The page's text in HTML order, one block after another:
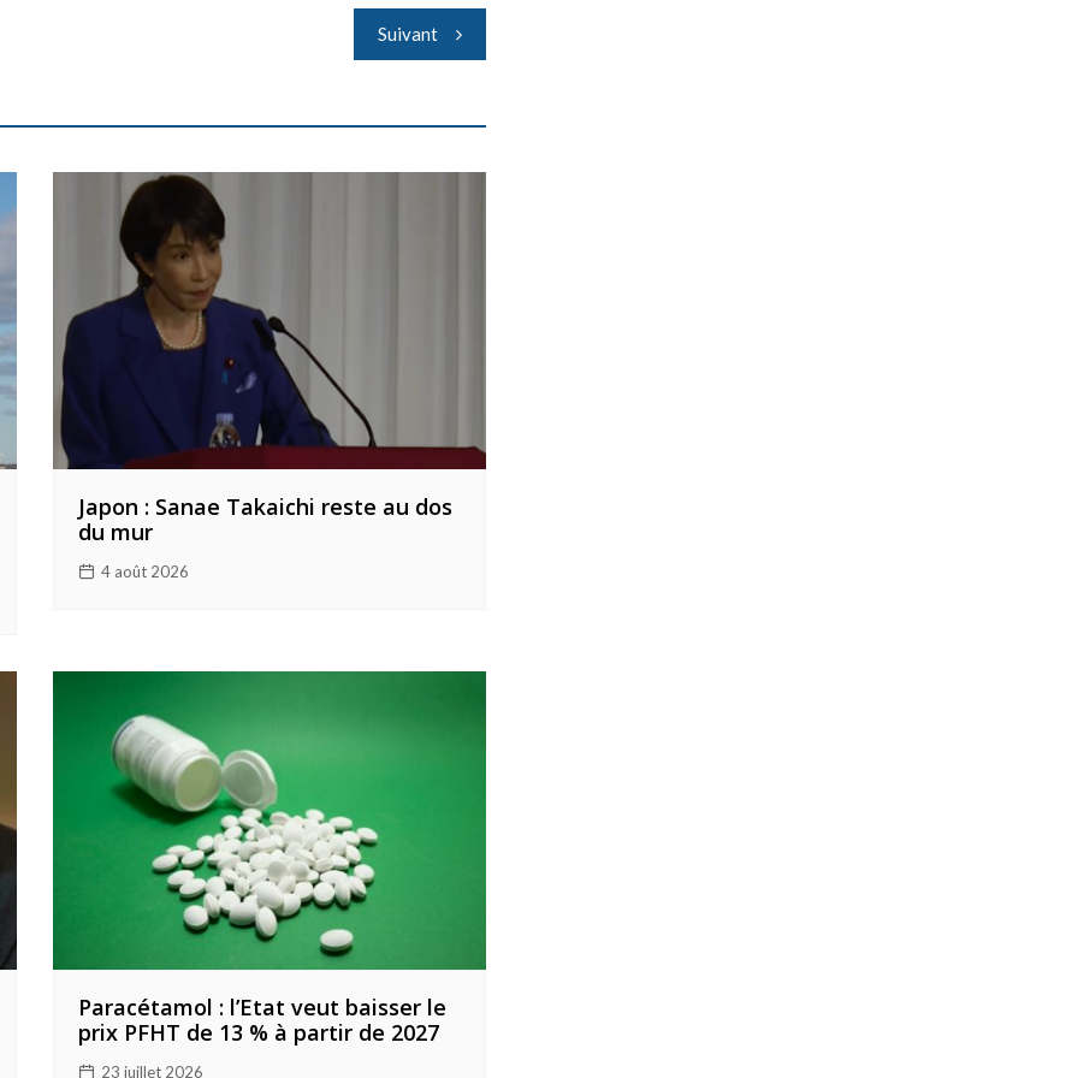
Suivant
Japon : Sanae Takaichi reste au dos
du mur
4 août 2026
Paracétamol : l’Etat veut baisser le
prix PFHT de 13 % à partir de 2027
23 juillet 2026